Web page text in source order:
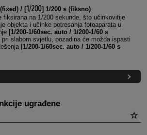
/ [ ] 1/200 s (fiksno)
fiksirana na 1/200 sekunde, što učinkovitije
objekta i učinke potresanja fotoaparata u
[1/200-1/60sec. auto / 1/200-1/60 s
slabom svjetlu, pozadina će možda ispasti
[1/200-1/60sec. auto / 1/200-1/60 s
ugrađene